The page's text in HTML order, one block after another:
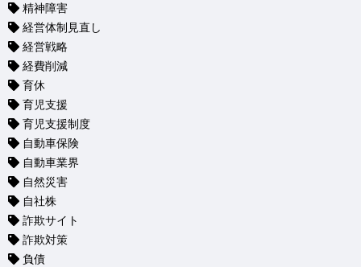
精神障害
経営体制見直し
経営戦略
経費削減
育休
育児支援
育児支援制度
自動車保険
自動車業界
自然災害
自社株
詐欺サイト
詐欺対策
負債